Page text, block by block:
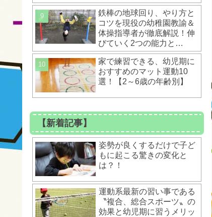
ントとは？！
鉄棒の地球回り、やり方と
コツを現役の幼稚園教諭＆
体操指導者が徹底解説！伸
びていく2つの能力と
は？！
家で練習できる、幼児期に
おすすめのマット運動10
選！【2～6歳の年齢別】
【新着記事】
姿勢が良くするだけで子ど
もに起こる驚きの変化と
は？！
運動系最新の習い事である
〝複合、総合スポーツ〟の
効果と幼児期に習うメリッ